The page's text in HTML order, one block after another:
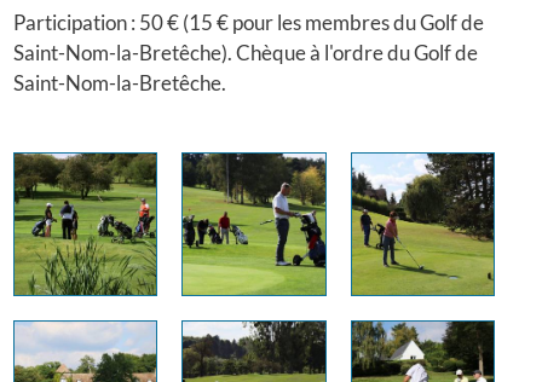
Participation : 50 € (15 € pour les membres du Golf de
Saint-Nom-la-Bretêche). Chèque à l'ordre du Golf de
Saint-Nom-la-Bretêche.